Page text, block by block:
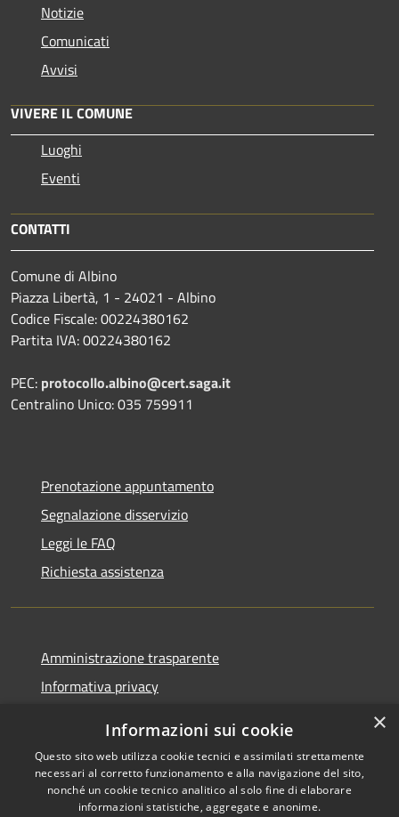
Notizie
Comunicati
Avvisi
VIVERE IL COMUNE
Luoghi
Eventi
CONTATTI
Comune di Albino
Piazza Libertà, 1 - 24021 - Albino
Codice Fiscale: 00224380162
Partita IVA: 00224380162
PEC: protocollo.albino@cert.saga.it
Centralino Unico: 035 759911
Prenotazione appuntamento
Segnalazione disservizio
Leggi le FAQ
Richiesta assistenza
Amministrazione trasparente
Informativa privacy
Dichiarazione di accessibilità
×
Informazioni sui cookie
Questo sito web utilizza cookie tecnici e assimilati strettamente
necessari al corretto funzionamento e alla navigazione del sito,
nonché un cookie tecnico analitico al solo fine di elaborare
informazioni statistiche, aggregate e anonime.